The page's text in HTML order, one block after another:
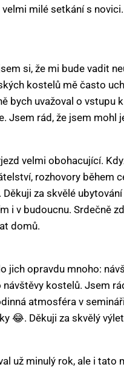
milé setkání s
si, že mi bude vadit
kostelů mě často
bych uvažoval o
Jsem rád, že jsem mohl
velmi obohacující.
rozhovory během
za skvělé
i v budoucnu. Srdečně
domů.
jich opravdu mnoho:
kostelů. Jsem
atmosféra v
😂. Děkuji za skvělý
už minulý rok, ale i tato